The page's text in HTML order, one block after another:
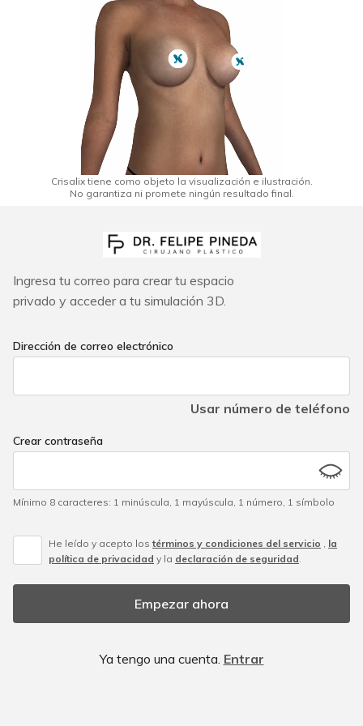
Crisalix tiene como objeto la visualización e ilustración.
No garantiza ni promete ningún resultado final.
Ingresa tu correo para crear tu espacio
privado y acceder a tu simulación 3D.
Dirección de correo electrónico
Usar número de teléfono
Crear contraseña
Mínimo 8 caracteres: 1 minúscula 1 mayúscula 1 número 1 símbolo
He leído y acepto lostérminos y condiciones del servicio
la
política de privacidad y la declaración de seguridad
Empezar ahora
Ya tengo una cuenta. Entrar